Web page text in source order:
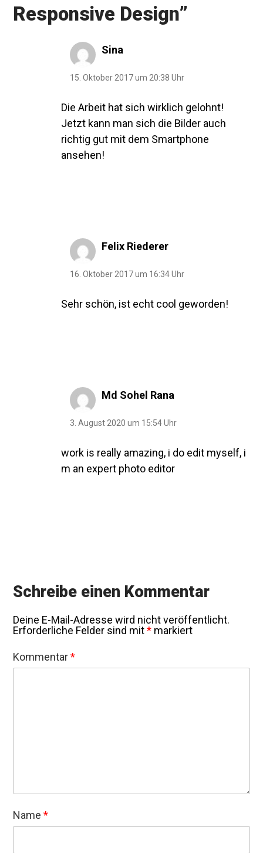
Responsive Design”
Sina
15. Oktober 2017 um 20:38 Uhr
Die Arbeit hat sich wirklich gelohnt!
Jetzt kann man sich die Bilder auch
richtig gut mit dem Smartphone
ansehen!
Felix Riederer
16. Oktober 2017 um 16:34 Uhr
Sehr schön, ist echt cool geworden!
Md Sohel Rana
3. August 2020 um 15:54 Uhr
work is really amazing, i do edit myself, i
m an expert photo editor
Schreibe einen Kommentar
Deine E-Mail-Adresse wird nicht veröffentlicht.
Erforderliche Felder sind mit* markiert
Kommentar*
Name*